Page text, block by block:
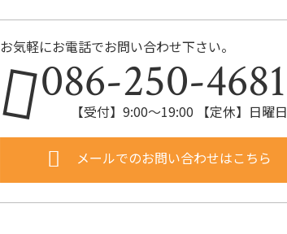
お気軽にお電話でお問い合わせ下さい。
086-250-4681
【受付】9:00〜19:00 【定休】日曜日
メールでのお問い合わせはこちら